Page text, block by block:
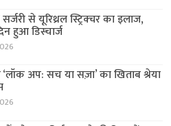
से यूरिथ्रल स्ट्रिक्चर का इलाज,
हुआ डिस्चार्ज
अप: सच या सज़ा’ का खिताब श्रेया